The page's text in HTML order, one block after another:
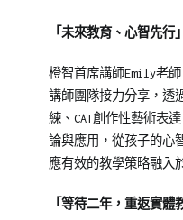
「未來教育、心智先行」
橙智首席講師Emily老
講師團隊接力分享，透
練、CAT創作性藝術表
論與應用，從孩子的心
應有效的教學策略融入
「等待二年，重返實體